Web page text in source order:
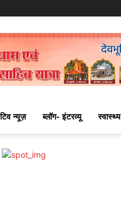
न्यूज़ ब्लॉग- इंटरव्यू स्वास्थ्य